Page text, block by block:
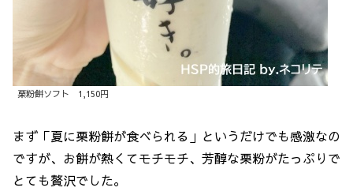
栗粉餅ソフト 1,150円
まず「夏に栗粉餅が食べられる」というだけでも感激なの
ですが、お餅が熱くてモチモチ、芳醇な栗粉がたっぷりで
とても贅沢でした。